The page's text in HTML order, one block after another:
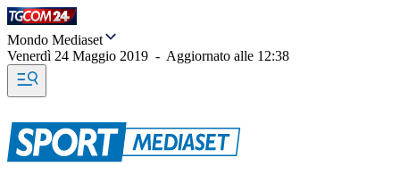
Mondo Mediaset
Venerdì 24 Maggio 2019 - Aggiornato alle 12:38